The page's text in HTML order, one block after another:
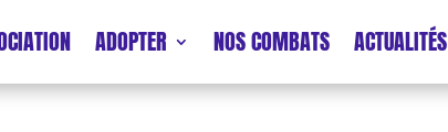
ADOPTER NOS COMBATS ACTUALITÉS